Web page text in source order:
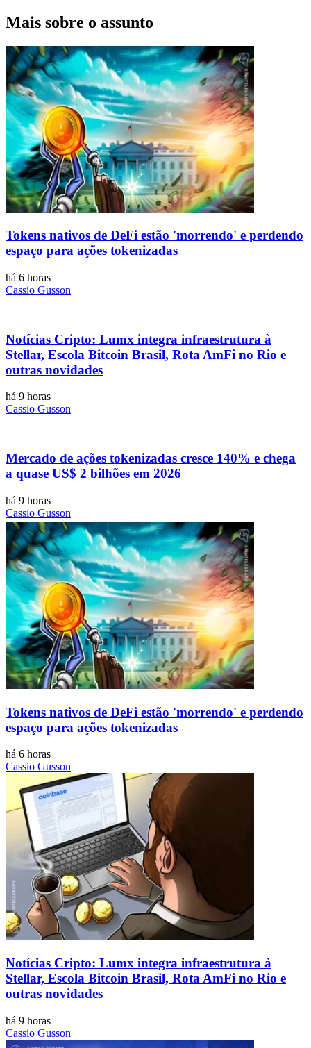
Mais sobre o assunto
Tokens nativos de DeFi estão 'morrendo' e perdendo
espaço para ações tokenizadas
há 6 horas
Cassio Gusson
Notícias Cripto: Lumx integra infraestrutura à
Stellar, Escola Bitcoin Brasil, Rota AmFi no Rio e
outras novidades
há 9 horas
Cassio Gusson
Mercado de ações tokenizadas cresce 140% e chega
a quase US$ 2 bilhões em 2026
há 9 horas
Cassio Gusson
Tokens nativos de DeFi estão 'morrendo' e perdendo
espaço para ações tokenizadas
há 6 horas
Cassio Gusson
Notícias Cripto: Lumx integra infraestrutura à
Stellar, Escola Bitcoin Brasil, Rota AmFi no Rio e
outras novidades
há 9 horas
Cassio Gusson